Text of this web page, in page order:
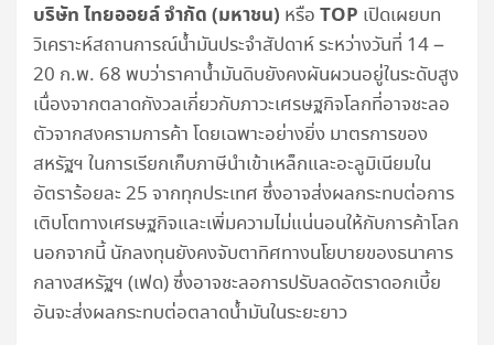
บริษัท ไทยออยล์ จำกัด (มหาชน) หรือ TOP เปิดเผยบท
วิเคราะห์สถานการณ์น้ำมันประจำสัปดาห์ ระหว่างวันที่ 14 –
20 ก.พ. 68 พบว่าราคาน้ำมันดิบยังคงผันผวนอยู่ในระดับสูง
เนื่องจากตลาดกังวลเกี่ยวกับภาวะเศรษฐกิจโลกที่อาจชะลอ
ตัวจากสงครามการค้า โดยเฉพาะอย่างยิ่ง มาตรการของ
สหรัฐฯ ในการเรียกเก็บภาษีนำเข้าเหล็กและอะลูมิเนียมใน
อัตราร้อยละ 25 จากทุกประเทศ ซึ่งอาจส่งผลกระทบต่อการ
เติบโตทางเศรษฐกิจและเพิ่มความไม่แน่นอนให้กับการค้าโลก
นอกจากนี้ นักลงทุนยังคงจับตาทิศทางนโยบายของธนาคาร
กลางสหรัฐฯ (เฟด) ซึ่งอาจชะลอการปรับลดอัตราดอกเบี้ย
อันจะส่งผลกระทบต่อตลาดน้ำมันในระยะยาว